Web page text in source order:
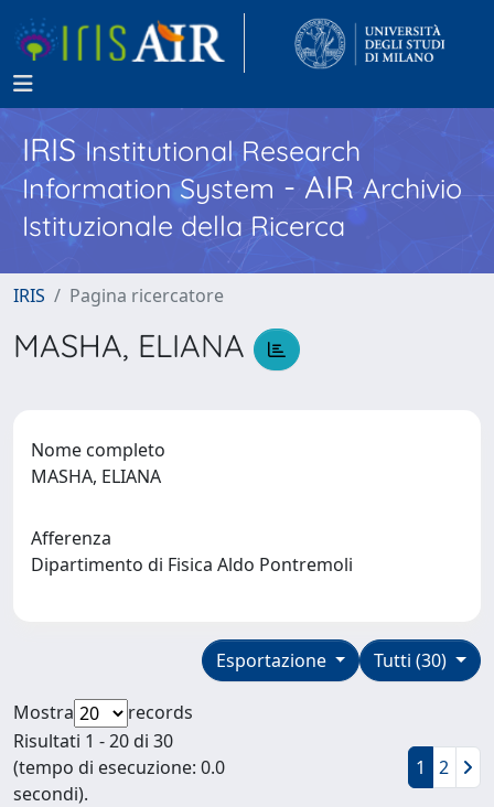
IRISInstitutional Research
Information System - AIR Archivio
Istituzionale della Ricerca
IRIS Pagina ricercatore
MASHA, ELIANA
Nome completo
MASHA, ELIANA
Afferenza
Dipartimento di Fisica Aldo Pontremoli
Tutti (30)
Esportazione
Mostra
records
Risultati 1 - 20 di 30
(tempo di esecuzione: 0.0
secondi).
1 2